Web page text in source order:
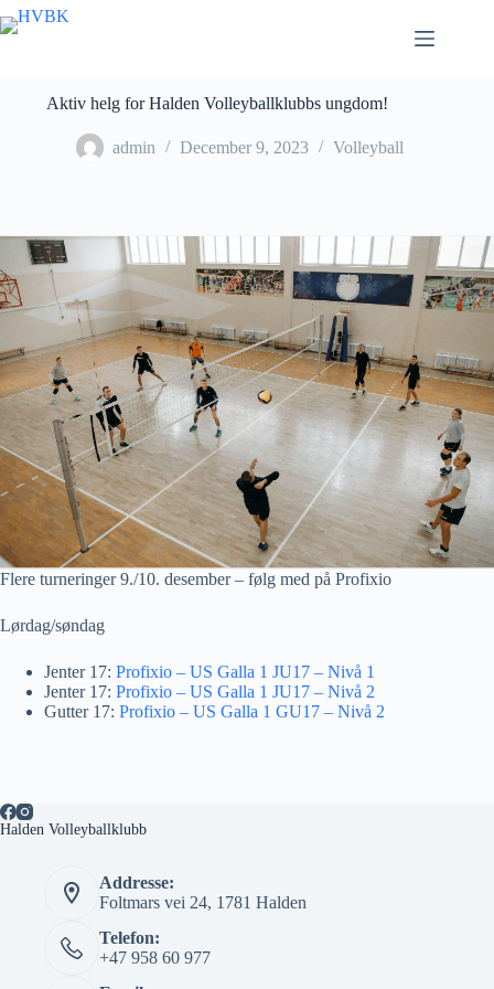
Skip
to
Aktiv helg for Halden Volleyballklubbs ungdom!
admin December 9, 2023 Volleyball
Flere turneringer 9./10. desember – følg med på Profixio
Lørdag/søndag
Jenter 17: Profixio – US Galla 1 JU17 – Nivå 1
Jenter 17: Profixio – US Galla 1 JU17 – Nivå 2
Gutter 17: Profixio – US Galla 1 GU17 – Nivå 2
Halden Volleyballklubb
Addresse:
Foltmars vei 24, 1781 Halden
Telefon:
+47 958 60 977